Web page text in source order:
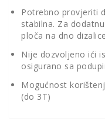
Potrebno provjeriti
stabilna. Za
ploča na dno
Nije dozvoljeno ići
osigurano sa
Mogućnost
(do 3T)